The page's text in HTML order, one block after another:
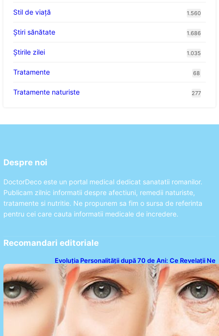
Stil de viaţă 1.560
Ştiri sănătate 1.686
Știrile zilei 1.035
Tratamente 68
Tratamente naturiste 277
Despre noi
DoctorDeco este un portal medical dedicat sanatatii romanilor.
Publicam zilnic informatii despre afectiuni, remedii naturiste,
tratamente si nutritie. Ne propunem sa fim o sursa de referinta
pentru cei care cauta informatii medicale de incredere.
Recomandari editoriale
Evoluția Personalității după 70 de Ani: Ce Revelații Ne
Oferă Studiile Psihologice